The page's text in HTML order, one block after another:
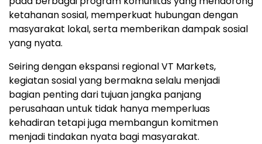
ketahanan sosial, memperkuat hubungan dengan
masyarakat lokal, serta memberikan dampak sosial
yang nyata.
Seiring dengan ekspansi regional VT Markets,
kegiatan sosial yang bermakna selalu menjadi
bagian penting dari tujuan jangka panjang
perusahaan untuk tidak hanya memperluas
kehadiran tetapi juga membangun komitmen
menjadi tindakan nyata bagi masyarakat.